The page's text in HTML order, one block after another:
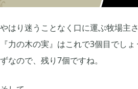
やはり迷うことなく口に運ぶ牧場主
『力の木の実』はこれで3個目でし
ずなので、残り7個ですね。
2018年10月
2018年06月